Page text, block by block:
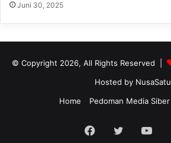
Juni 30, 2025
© Copyright 2026, All Rights Reserved |
Hosted by NusaSatu
Home
Pedoman Media Siber
Facebook
Twitter